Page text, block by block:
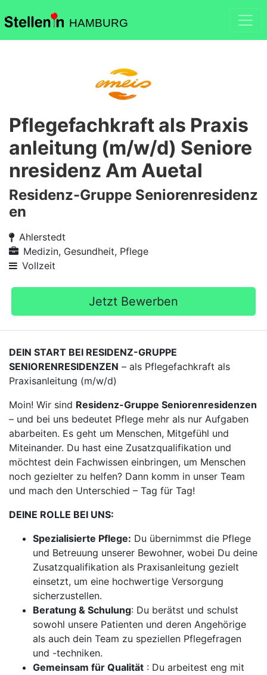
HAMBURG
Pflegefachkraft als Praxis
anleitung (m/w/d) Seniore
nresidenz Am Auetal
Residenz-Gruppe Seniorenresidenz
en
Ahlerstedt
Medizin, Gesundheit, Pflege
Vollzeit
Jetzt Bewerben
DEIN START BEI RESIDENZ-GRUPPE
SENIORENRESIDENZEN – als Pflegefachkraft als
Praxisanleitung (m/w/d)
Moin! Wir sind Residenz-Gruppe Seniorenresidenzen
– und bei uns bedeutet Pflege mehr als nur Aufgaben
abarbeiten. Es geht um Menschen, Mitgefühl und
Miteinander. Du hast eine Zusatzqualifikation und
möchtest dein Fachwissen einbringen, um Menschen
noch gezielter zu helfen? Dann komm in unser Team
und mach den Unterschied – Tag für Tag!
DEINE ROLLE BEI UNS:
Spezialisierte Pflege: Du übernimmst die Pflege
und Betreuung unserer Bewohner, wobei Du deine
Zusatzqualifikation als Praxisanleitung gezielt
einsetzt, um eine hochwertige Versorgung
sicherzustellen.
Beratung & Schulung: Du berätst und schulst
sowohl unsere Patienten und deren Angehörige
als auch dein Team zu speziellen Pflegefragen
und -techniken.
Gemeinsam für Qualität : Du arbeitest eng mit